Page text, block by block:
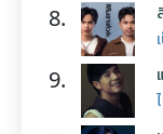
8.
9.